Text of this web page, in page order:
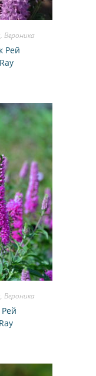
, Вероника
Рей
, Вероника